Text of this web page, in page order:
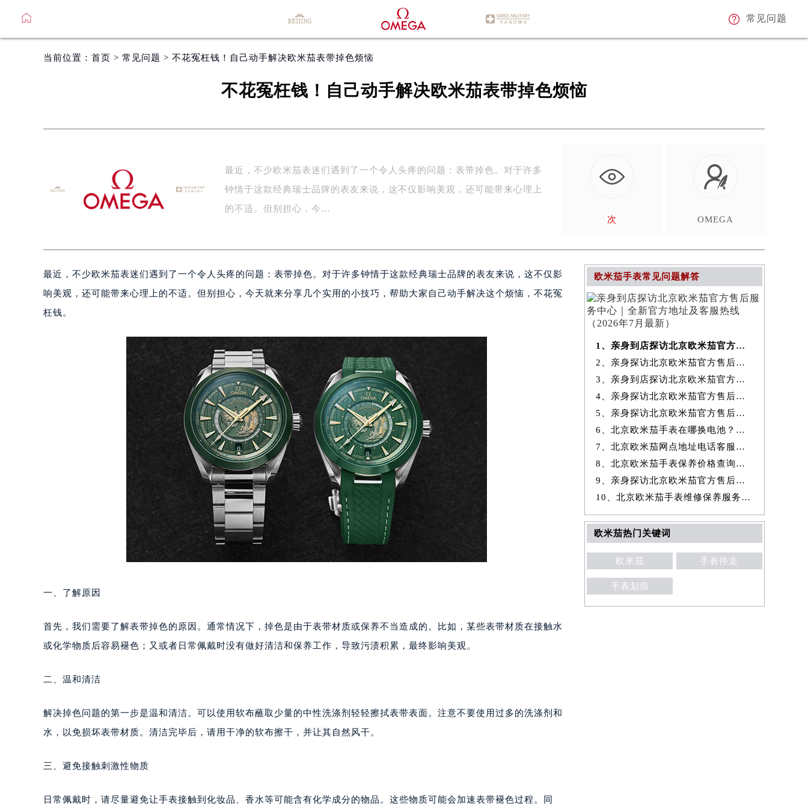
常见问题
当前位置： 首页 > 常见问题 > 不花冤枉钱！自己动手解决欧米茄表带掉色烦恼
不花冤枉钱！自己动手解决欧米茄表带掉色烦恼
最近，不少欧米茄表迷们遇到了一个令人头疼的问题：表带掉色。对于许多
钟情于这款经典瑞士品牌的表友来说，这不仅影响美观，还可能带来心理上
的不适。但别担心，今…
次
OMEGA
最近，不少欧米茄表迷们遇到了一个令人头疼的问题：表带掉色。对于许多钟情于这款经典瑞士品牌的表友来说，这不仅影
响美观，还可能带来心理上的不适。但别担心，今天就来分享几个实用的小技巧，帮助大家自己动手解决这个烦恼，不花冤
枉钱。
一、了解原因
首先，我们需要了解表带掉色的原因。通常情况下，掉色是由于表带材质或保养不当造成的。比如，某些表带材质在接触水
或化学物质后容易褪色；又或者日常佩戴时没有做好清洁和保养工作，导致污渍积累，最终影响美观。
二、温和清洁
解决掉色问题的第一步是温和清洁。可以使用软布蘸取少量的中性洗涤剂轻轻擦拭表带表面。注意不要使用过多的洗涤剂和
水，以免损坏表带材质。清洁完毕后，请用干净的软布擦干，并让其自然风干。
三、避免接触刺激性物质
日常佩戴时，请尽量避免让手表接触到化妆品、香水等可能含有化学成分的物品。这些物质可能会加速表带褪色过程。同
欧米茄手表常见问题解答
1、亲身到店探访北京欧米茄官方售后服务中心｜全新官方地址及客服热线
2、亲身探访北京欧米茄官方售后服务中心｜最新热线和全部维修地址（2026
3、亲身到店探访北京欧米茄官方售后服务中心｜地址及官方联系电话（2026
4、亲身探访北京欧米茄官方售后服务中心｜全新地址与售后热线（2026年7
5、亲身探访北京欧米茄官方售后服务中心｜详细网点地址与售后热线（2026
6、北京欧米茄手表在哪换电池？专业售后维修服务指南权威公示（2026年7
7、北京欧米茄网点地址电话客服查询与售后维修保养服务权威公示（2026
8、北京欧米茄手表保养价格查询费用明细权威公示（2026年7月最新）
9、亲身探访北京欧米茄官方售后服务中心｜详细地址及服务电话（2026年7
10、北京欧米茄手表维修保养服务权威公示（2026年7月最新）
欧米茄热门关键词
欧米茄 手表停走
手表划痕